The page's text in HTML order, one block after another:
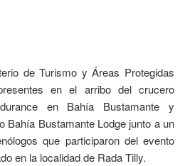
de Turismo y Áreas Protegidas
en el arribo del crucero
en Bahía Bustamante y
Bahía Bustamante Lodge junto a un
que participaron del evento
en la localidad de Rada Tilly.